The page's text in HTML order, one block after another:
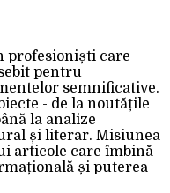
profesioniști care
pentru
semnificative.
- de la noutățile
la analize
și literar. Misiunea
articole care îmbină
și puterea